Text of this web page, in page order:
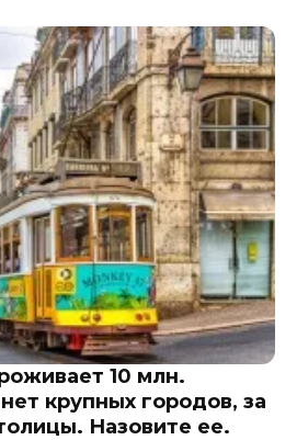
10 млн.
крупных городов, за
Назовите ее.